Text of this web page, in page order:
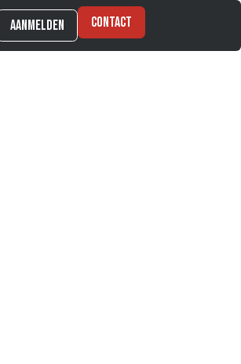
Aanmelden Contact